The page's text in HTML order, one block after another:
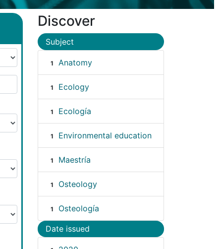
Discover
Subject
1 Anatomy
1 Ecology
1 Ecología
1 Environmental education
1 Maestría
1 Osteology
1 Osteología
Date issued